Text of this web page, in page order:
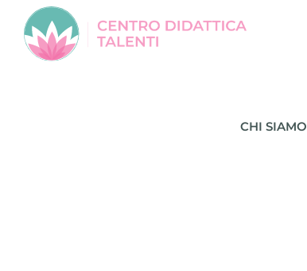
Salta
contenuto
CHI SIAMO